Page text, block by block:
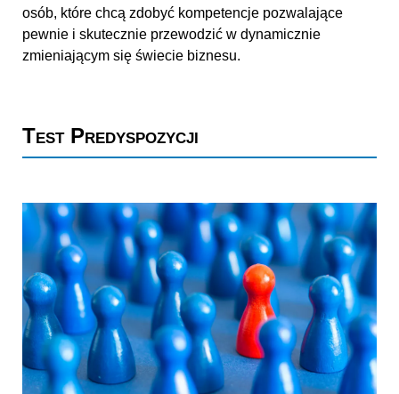
osób, które chcą zdobyć kompetencje pozwalające
pewnie i skutecznie przewodzić w dynamicznie
zmieniającym się świecie biznesu.
Test Predyspozycji